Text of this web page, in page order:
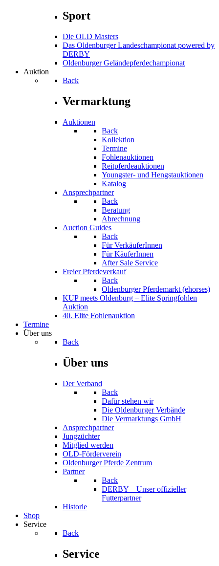
Sport
Die OLD Masters
Das Oldenburger Landeschampionat powered by
DERBY
Oldenburger Geländepferde­championat
Auktion
Back
Vermarktung
Auktionen
Back
Kollektion
Termine
Fohlenauktionen
Reitpferdeauktionen
Youngster- und Hengstauktionen
Katalog
Ansprechpartner
Back
Beratung
Abrechnung
Auction Guides
Back
Für VerkäuferInnen
Für KäuferInnen
After Sale Service
Freier Pferdeverkauf
Back
Oldenburger Pferdemarkt (ehorses)
KUP meets Oldenburg – Elite Springfohlen
Auktion
40. Elite Fohlenauktion
Termine
Über uns
Back
Über uns
Der Verband
Back
Dafür stehen wir
Die Oldenburger Verbände
Die Vermarktungs GmbH
Ansprechpartner
Jungzüchter
Mitglied werden
OLD-Förderverein
Oldenburger Pferde Zentrum
Partner
Back
DERBY – Unser offizieller
Futterpartner
Historie
Shop
Service
Back
Service